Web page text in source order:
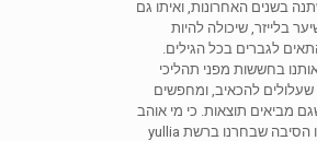
בשנים האחרונות, ואיתו גם
בלייזר, שיכולה להיות
לגברים בכל הגילים.
בחששות מפני תהליכי
להכאיב, ומחפשים
מביאים תוצאות. כי מי אוהב
ללכת עם סוודר לים? זו הסיבה שבחרנו ברשת yullia